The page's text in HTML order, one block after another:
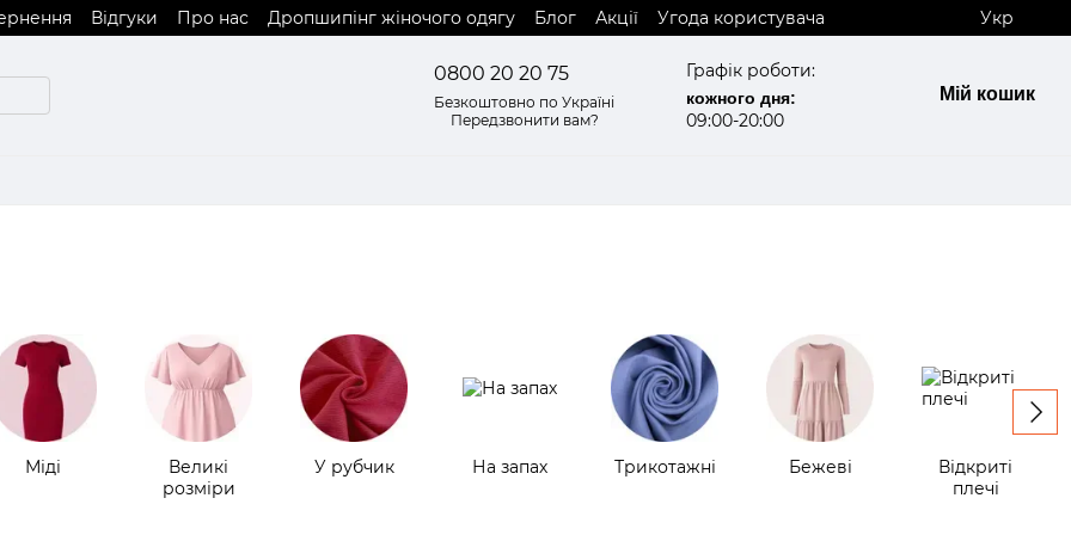
Відгуки Про нас Дропшипінг жіночого одягу Блог Акції
Угода користувача
Укр
0800 20 20 75
Безкоштовно по Україні
Передзвонити вам?
Графік роботи:
кожного дня:
09:00-20:00
Мій кошик
Міді
Великі
розміри
У рубчик На запах Трикотажні Бежеві
Відкриті
плечі